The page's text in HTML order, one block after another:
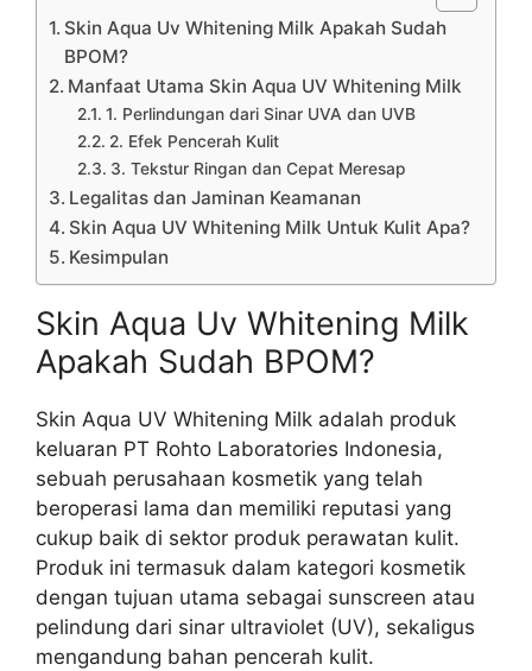
Skin Aqua Uv Whitening Milk Apakah Sudah
BPOM?
Manfaat Utama Skin Aqua UV Whitening Milk
1. Perlindungan dari Sinar UVA dan UVB
2. Efek Pencerah Kulit
3. Tekstur Ringan dan Cepat Meresap
Legalitas dan Jaminan Keamanan
Skin Aqua UV Whitening Milk Untuk Kulit Apa?
Kesimpulan
Skin Aqua Uv Whitening Milk
Apakah Sudah BPOM?
Skin Aqua UV Whitening Milk adalah produk
keluaran PT Rohto Laboratories Indonesia,
sebuah perusahaan kosmetik yang telah
beroperasi lama dan memiliki reputasi yang
cukup baik di sektor produk perawatan kulit.
Produk ini termasuk dalam kategori kosmetik
dengan tujuan utama sebagai sunscreen atau
pelindung dari sinar ultraviolet (UV), sekaligus
mengandung bahan pencerah kulit.